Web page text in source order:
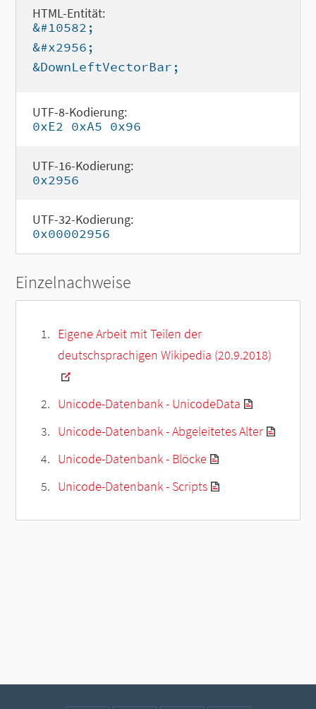
HTML-Entität:
&#10582;
&#x2956;
&DownLeftVectorBar;
UTF-8-Kodierung:
0xE2 0xA5 0x96
UTF-16-Kodierung:
0x2956
UTF-32-Kodierung:
0x00002956
Einzelnachweise
Eigene Arbeit mit Teilen der
deutschsprachigen Wikipedia (20.9.2018)
Unicode-Datenbank - UnicodeData
Unicode-Datenbank - Abgeleitetes Alter
Unicode-Datenbank - Blöcke
Unicode-Datenbank - Scripts